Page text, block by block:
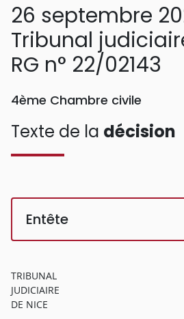
26 septembre
Tribunal
RG n° 22/02143
4ème Chambre civile
Texte de la décision
Entête
TRIBUNAL
JUDICIAIRE
DE NICE